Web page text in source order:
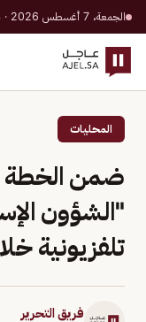
الجمعة، 7 أغسطس 2026 · 24 صفر 1448 هـ
المحليات
ضمن الخطة
تلفزيونية
فريق التحرير